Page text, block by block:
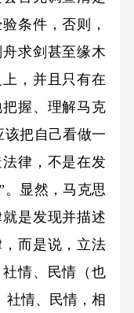
条件，否则，
求剑甚至缘木
，并且只有在
握、理解马克
该把自己看做一
律，不是在发
。显然，马克思
是发现并描述
而是说，立法
情、民情（也
社情、民情，相